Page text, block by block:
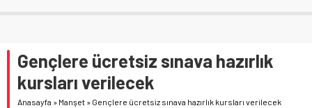
Gençlere ücretsiz sınava hazırlık
kursları verilecek
Anasayfa » Manşet » Gençlere ücretsiz sınava hazırlık kursları verilecek